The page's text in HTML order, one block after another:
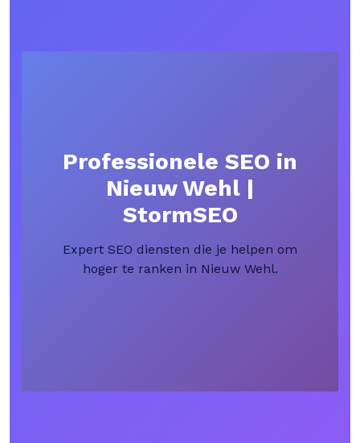
Professionele SEO in
Nieuw Wehl |
StormSEO
Expert SEO diensten die je helpen om
hoger te ranken in Nieuw Wehl.